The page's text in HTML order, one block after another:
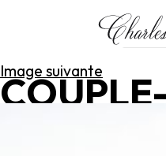
Image précédente
Image suivante